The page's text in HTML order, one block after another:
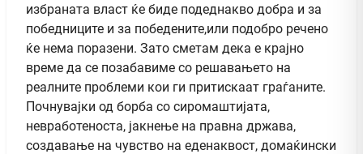
избраната власт ќе биде подеднакво добра и за
победниците и за победените,или подобро речено
ќе нема поразени. Зато сметам дека е крајно
време да се позабавиме со решавањето на
реалните проблеми кои ги притискаат граѓаните.
Почнувајки од борба со сиромаштијата,
невработеноста, јакнење на правна држава,
создавање на чувство на еденаквост, домаќински